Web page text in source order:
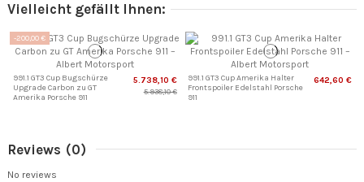
Vielleicht gefällt Ihnen:
-200,00 €
991.1 GT3 Cup Bugschürze
Upgrade Carbon zu GT
Amerika Porsche 911
5.738,10 €
5.938,10 €
991.1 GT3 Cup Amerika Halter
Frontspoiler Edelstahl Porsche
911
642,60 €
Reviews (0)
No reviews